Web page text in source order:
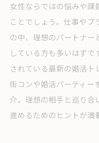
女性ならではの悩みや課
ことでしょう。仕事やプ
の中、理想のパートナー
している方も多いはずで
されている最新の婚活ト
街コンや婚活パーティー
介。理想の相手と巡り合
進めるためのヒントが満